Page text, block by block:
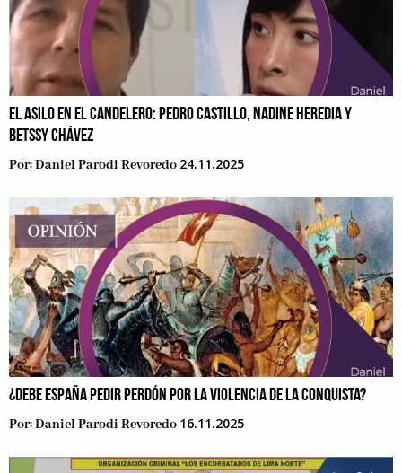
EL ASILO EN EL CANDELERO: PEDRO CASTILLO, NADINE HEREDIA Y
BETSSY CHÁVEZ
Por:Daniel Parodi Revoredo 24.11.2025
¿DEBE ESPAÑA PEDIR PERDÓN POR LA VIOLENCIA DE LA CONQUISTA?
Por:Daniel Parodi Revoredo 16.11.2025